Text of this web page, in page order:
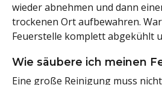
wieder abnehmen und dann
trockenen Ort aufbewahren.
Feuerstelle komplett abgekühlt
Wie säubere ich meinen
Eine große Reinigung muss